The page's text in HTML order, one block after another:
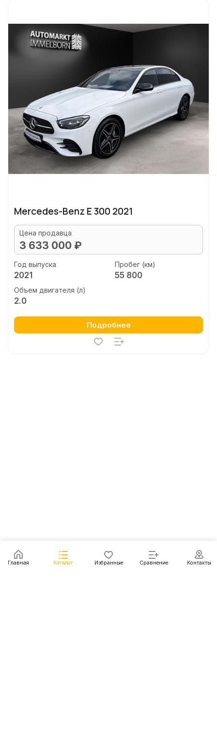
Mercedes-Benz E 300 2021
Цена продавца
3 633 000 ₽
Год выпуска
2021
Пробег (км)
55 800
Объем двигателя (л)
2.0
Подробнее
Главная Каталог Избранные Сравнение Контакты